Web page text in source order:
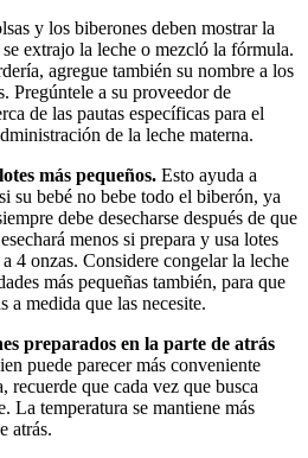
y los biberones deben mostrar la
extrajo la leche o mezcló la fórmula.
agregue también su nombre a los
Pregúntele a su proveedor de
de las pautas específicas para el
de la leche materna.
más pequeños. Esto ayuda a
su bebé no bebe todo el biberón, ya
debe desecharse después de que
menos si prepara y usa lotes
4 onzas. Considere congelar la leche
más pequeñas también, para que
a medida que las necesite.
preparados en la parte de atrás
puede parecer más conveniente
recuerde que cada vez que busca
La temperatura se mantiene más
atrás.